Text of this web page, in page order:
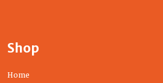
Shop
Home